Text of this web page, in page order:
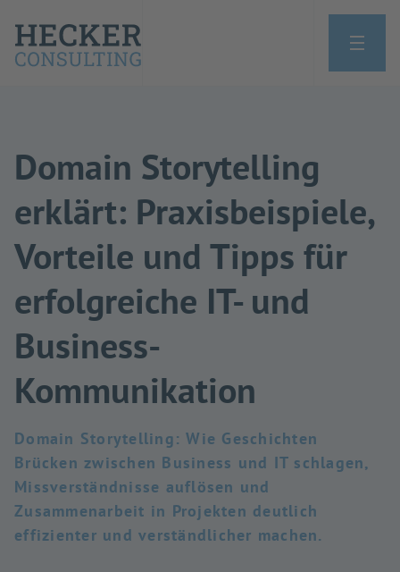
Domain Storytelling
erklärt: Praxisbeispiele,
Vorteile und Tipps für
erfolgreiche IT- und
Business-
Kommunikation
Domain Storytelling: Wie Geschichten
Brücken zwischen Business und IT schlagen,
Missverständnisse auflösen und
Zusammenarbeit in Projekten deutlich
effizienter und verständlicher machen.